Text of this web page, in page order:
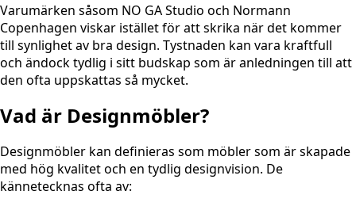
Varumärken såsom NO GA Studio och Normann
Copenhagen viskar istället för att skrika när det kommer
till synlighet av bra design. Tystnaden kan vara kraftfull
och ändock tydlig i sitt budskap som är anledningen till att
den ofta uppskattas så mycket.
Vad är Designmöbler?
Designmöbler kan definieras som möbler som är skapade
med hög kvalitet och en tydlig designvision. De
kännetecknas ofta av: